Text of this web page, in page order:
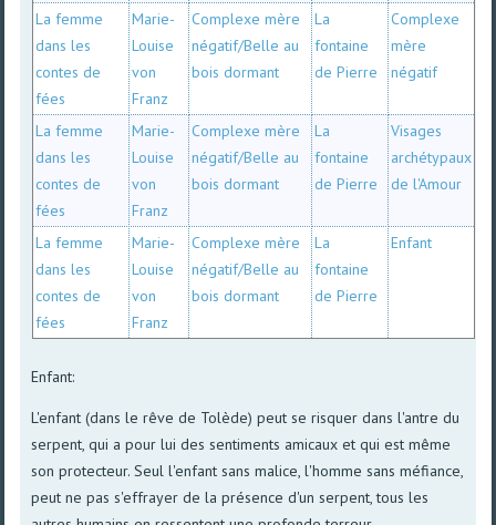
La femme
dans les
contes de
fées
Marie-
Louise
von
Franz
Complexe mère
négatif/Belle au
bois dormant
La
fontaine
de Pierre
Complexe
mère
négatif
La femme
dans les
contes de
fées
Marie-
Louise
von
Franz
Complexe mère
négatif/Belle au
bois dormant
La
fontaine
de Pierre
Visages
archétypaux
de l'Amour
La femme
dans les
contes de
fées
Marie-
Louise
von
Franz
Complexe mère
négatif/Belle au
bois dormant
La
fontaine
de Pierre
Enfant
Enfant:
L'enfant (dans le rêve de Tolède) peut se risquer dans l'antre du
serpent, qui a pour lui des sentiments amicaux et qui est même
son protecteur. Seul l'enfant sans malice, l'homme sans méfiance,
peut ne pas s'effrayer de la présence d'un serpent, tous les